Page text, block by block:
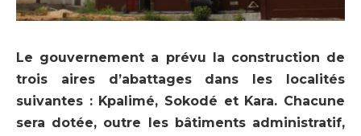
Le gouvernement a prévu la construction de
trois aires d’abattages dans les localités
suivantes : Kpalimé, Sokodé et Kara. Chacune
sera dotée, outre les bâtiments administratif,